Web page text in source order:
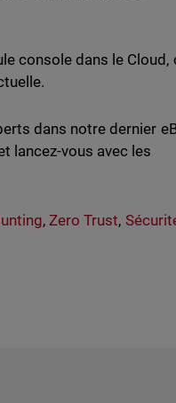
console dans le Cloud,
dans notre dernier
lancez-vous avec les
,Zero Trust,